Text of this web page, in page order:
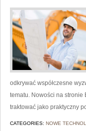
odkrywać współczesne
tematu. Nowości na stronie
traktować jako praktyczny
CATEGORIES: NOWE